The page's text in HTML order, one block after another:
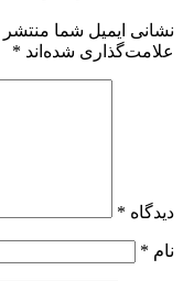
نشانی ایمیل شما
علامت‌گذاری شده‌اند *
دیدگاه *
نام *